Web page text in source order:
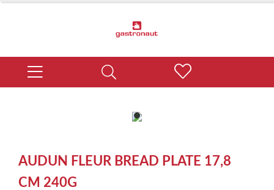
item
of
1
AUDUN FLEUR BREAD PLATE 17,8
CM 240G